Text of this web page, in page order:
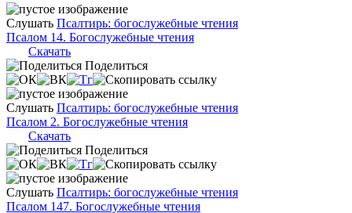
Слушать Псалтирь: богослужебные чтения
Псалом 14. Богослужебные чтения
Скачать
Поделиться
Слушать Псалтирь: богослужебные чтения
Псалом 2. Богослужебные чтения
Скачать
Поделиться
Слушать Псалтирь: богослужебные чтения
Псалом 147. Богослужебные чтения